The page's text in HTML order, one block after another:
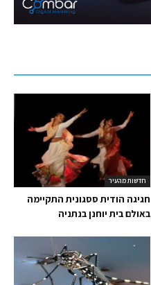
חדשות מהעיר
חגיגה הודית ססגונית התקיימה
באולם בית יוחנן בנתניה